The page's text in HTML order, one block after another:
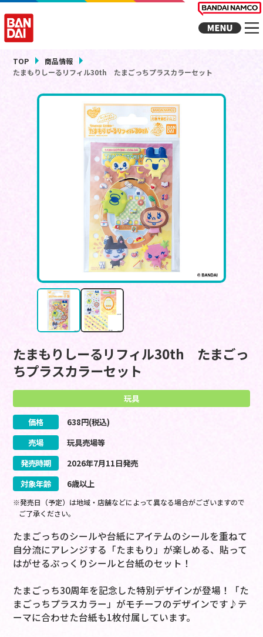
TOP
商品情報
たまもりしーるリフィル30th たまごっちプラスカラーセット
たまもりしーるリフィル30th たまごっ
ちプラスカラーセット
玩具
価格 638円(税込)
売場
玩具売場等
発売時期
2026年7月11日発売
対象年齢
6歳以上
※発売日（予定）は地域・店舗などによって異なる場合がございますので
ご了承ください。
たまごっちのシールや台紙にアイテムのシールを重ねて
自分流にアレンジする「たまもり」が楽しめる、貼って
はがせるぷっくりシールと台紙のセット！
たまごっち30周年を記念した特別デザインが登場！「た
まごっちプラスカラー」がモチーフのデザインです♪テ
ーマに合わせた台紙も1枚付属しています。